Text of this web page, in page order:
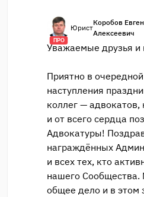
ПРО
Юрист
Коробов
Алексеевич
Уважаемые друзья и
Приятно в
наступления
коллег —
и от всего сердца
Адвокатуры!
награждённых
и всех тех, кто
нашего
общее дело и в этом